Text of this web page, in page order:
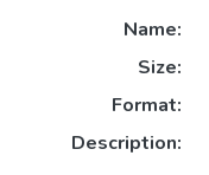
Name:
Size:
Format:
Description: